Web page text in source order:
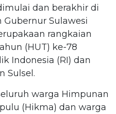
dan berakhir di
Sulawesi
rangkaian
(HUT) ke-78
Indonesia (RI) dan
Sulsel.
warga Himpunan
(Hikma) dan warga